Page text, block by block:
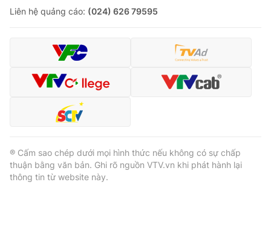
Liên hệ quảng cáo: (024) 626 79595
® Cấm sao chép dưới mọi hình thức nếu không có sự chấp
thuận bằng văn bản. Ghi rõ nguồn VTV.vn khi phát hành lại
thông tin từ website này.